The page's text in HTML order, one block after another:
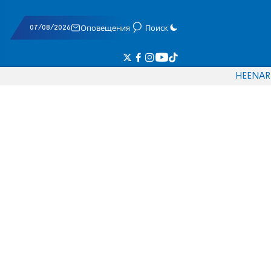
07/08/2026 Оповещения Поиск
HEENAR